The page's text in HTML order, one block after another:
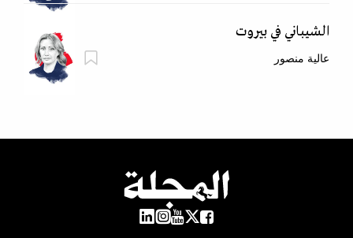
الشيباني في بيروت
عالية منصور